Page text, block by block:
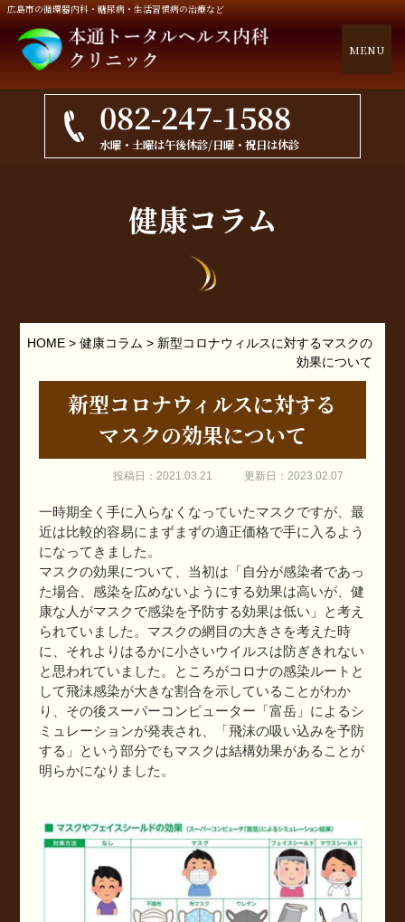
広島市の循環器内科・糖尿病・生活習慣病の治療など
MENU
082-247-1588
水曜・土曜は午後休診/日曜・祝日は休診
健康コラム
HOME> 健康コラム > 新型コロナウィルスに対するマスクの
効果について
新型コロナウィルスに対する
マスクの効果について
投稿日：2021.03.21 更新日：2023.02.07
一時期全く手に入らなくなっていたマスクですが、最
近は比較的容易にまずまずの適正価格で手に入るよう
になってきました。
マスクの効果について、当初は「自分が感染者であっ
た場合、感染を広めないようにする効果は高いが、健
康な人がマスクで感染を予防する効果は低い」と考え
られていました。マスクの網目の大きさを考えた時
に、それよりはるかに小さいウイルスは防ぎきれない
と思われていました。ところがコロナの感染ルートと
して飛沫感染が大きな割合を示していることがわか
り、その後スーパーコンピューター「富岳」によるシ
ミュレーションが発表され、「飛沫の吸い込みを予防
する」という部分でもマスクは結構効果があることが
明らかになりました。